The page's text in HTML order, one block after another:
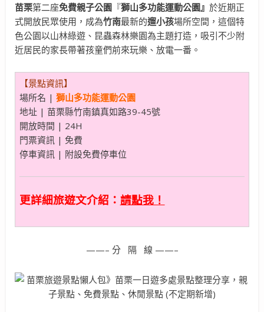
苗栗第二座免費親子公園 『獅山多功能運動公園』 於近期正
式開放民眾使用，成為竹南最新的遛小孩場所空間，這個特
色公園以山林綠遊、昆蟲森林樂園為主題打造，吸引不少附
近居民的家長帶著孩童們前來玩樂、放電一番。
【景點資訊】
場所名 | 獅山多功能運動公園
地址 | 苗栗縣竹南鎮真如路39-45號
開放時間 | 24H
門票資訊 | 免費
停車資訊 | 附設免費停車位
更詳細旅遊文介紹： 請點我！
——– 分 隔 線 ——–